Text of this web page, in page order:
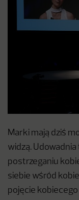
Marki mają dziś
widzą. Udowadnia
postrzeganiu
siebie wśród
pojęcie